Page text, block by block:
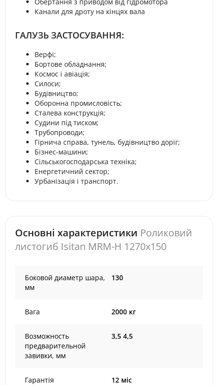
Канали для дроту на кінцях вала
ГАЛУЗЬ ЗАСТОСУВАННЯ:
Верфі;
Бортове обладнання;
Космос і авіація;
Силоси;
Будівництво;
Оборонна промисловість;
Сталева конструкція;
Судини під тиском;
Трубопроводи;
Гірнича справа, тунель, будівництво доріг;
Бізнес-машини;
Сільськогосподарська техніка;
Енергетичний сектор;
Урбанізація і транспорт.
Основні характеристики Роликовий
листогиб Isitan MRM-H 1270x150
Боковой диаметр шара,
мм
130
Вага 2000 кг
Возможность
предварительной
завивки, мм
3,5 4,5
Гарантія 12 міс